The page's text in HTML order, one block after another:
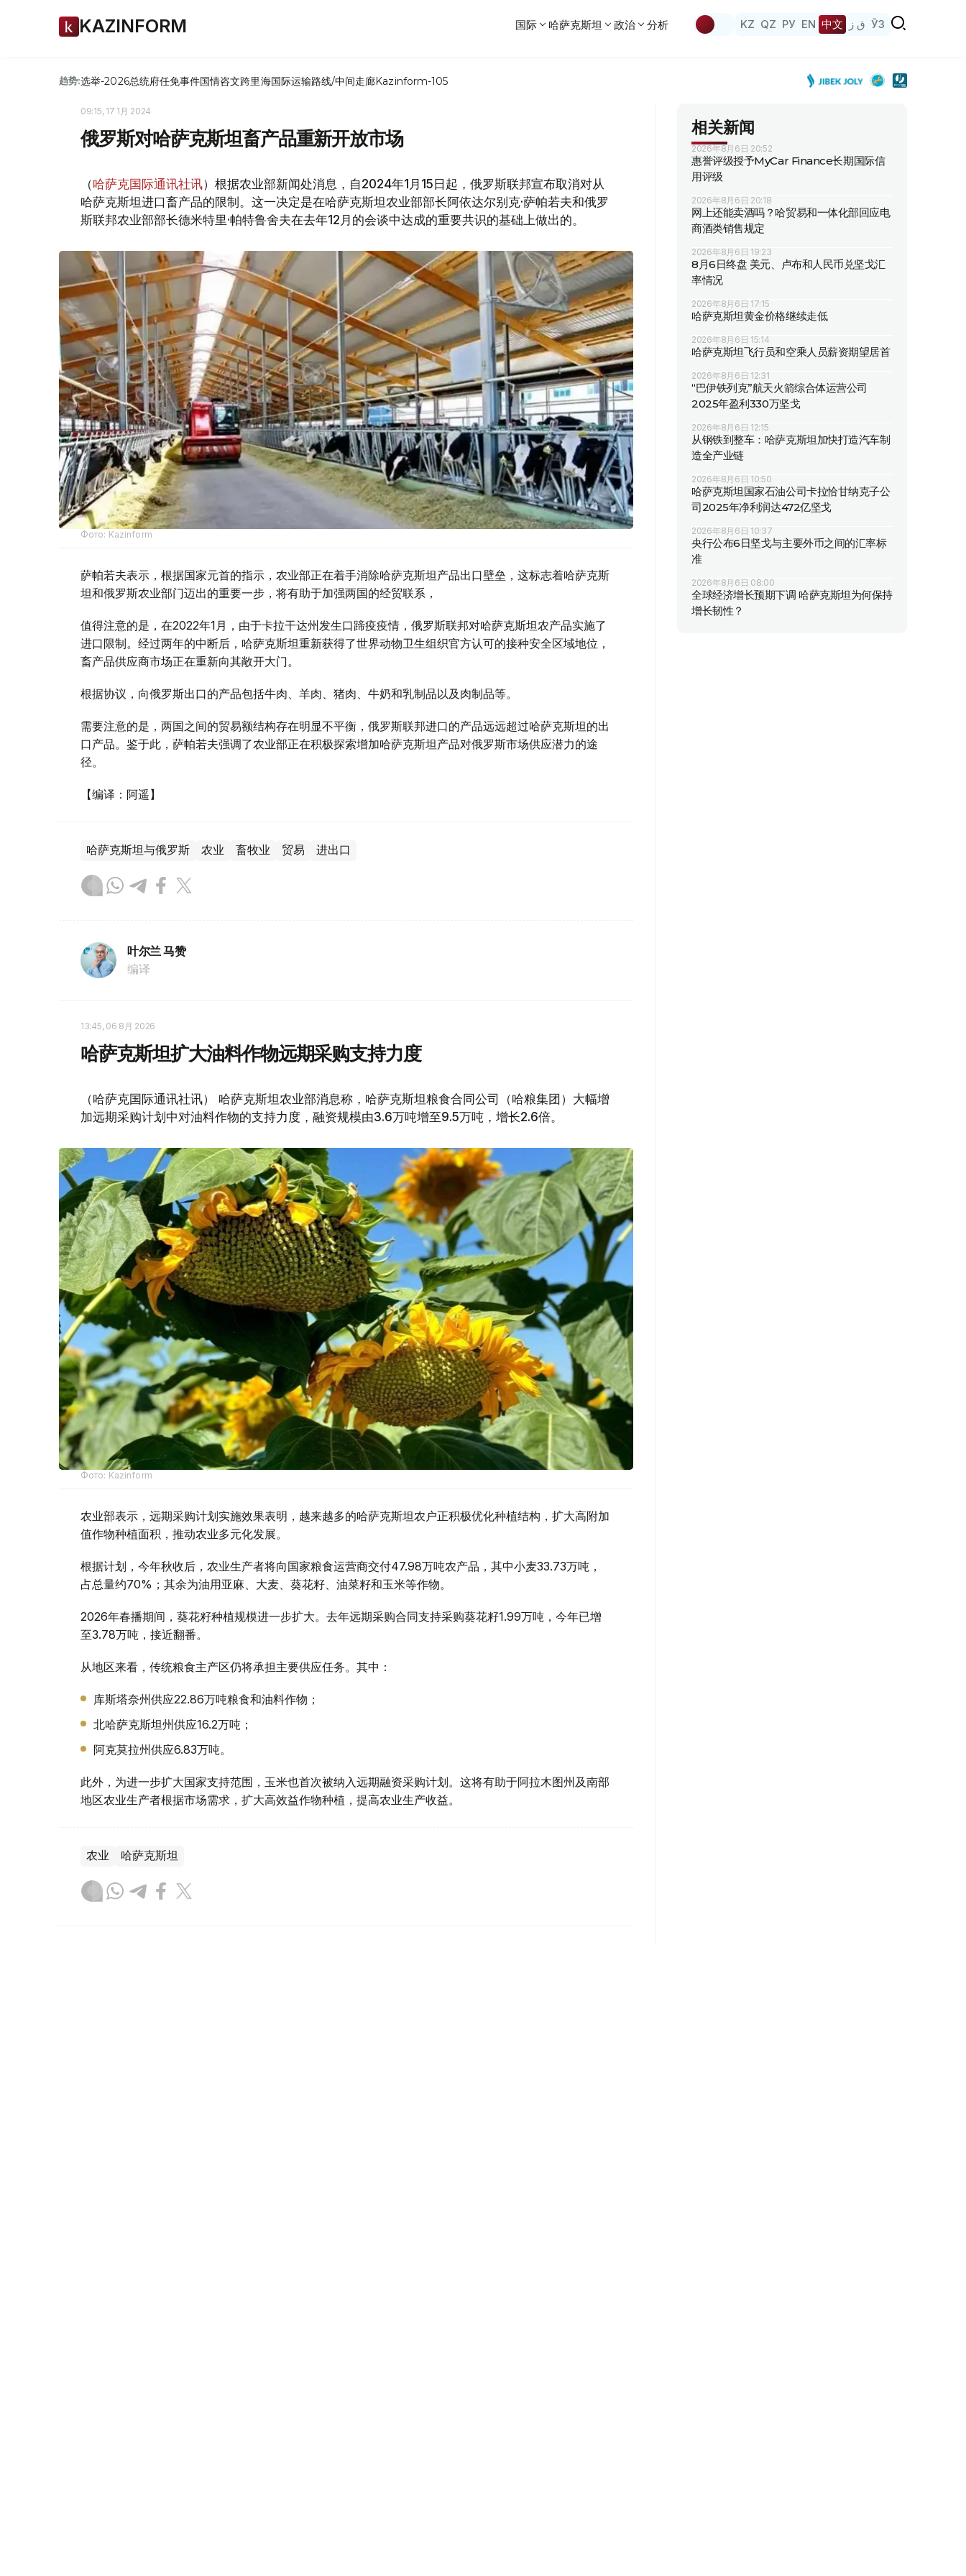
KAZINFORM 国际 哈萨克斯坦 政治 分析 KZ QZ РУ EN 中文 ق ز ЎЗ
趋势:选举-2026总统府任免事件国情咨文跨里海国际运输路线/中间走廊Kazinform-105
09:15, 17 1月 2024
俄罗斯对哈萨克斯坦畜产品重新开放市场
（哈萨克国际通讯社讯）根据农业部新闻处消息，自2024年1月15日起，俄罗斯联邦宣布取消对从
哈萨克斯坦进口畜产品的限制。这一决定是在哈萨克斯坦农业部部长阿依达尔别克·萨帕若夫和俄罗
斯联邦农业部部长德米特里·帕特鲁舍夫在去年12月的会谈中达成的重要共识的基础上做出的。
Фото: Kazinform
萨帕若夫表示，根据国家元首的指示，农业部正在着手消除哈萨克斯坦产品出口壁垒，这标志着哈萨克斯
坦和俄罗斯农业部门迈出的重要一步，将有助于加强两国的经贸联系，
值得注意的是，在2022年1月，由于卡拉干达州发生口蹄疫疫情，俄罗斯联邦对哈萨克斯坦农产品实施了
进口限制。经过两年的中断后，哈萨克斯坦重新获得了世界动物卫生组织官方认可的接种安全区域地位，
畜产品供应商市场正在重新向其敞开大门。
根据协议，向俄罗斯出口的产品包括牛肉、羊肉、猪肉、牛奶和乳制品以及肉制品等。
需要注意的是，两国之间的贸易额结构存在明显不平衡，俄罗斯联邦进口的产品远远超过哈萨克斯坦的出
口产品。鉴于此，萨帕若夫强调了农业部正在积极探索增加哈萨克斯坦产品对俄罗斯市场供应潜力的途
径。
【编译：阿遥】
哈萨克斯坦与俄罗斯 农业 畜牧业 贸易 进出口
叶尔兰 马赞
编译
13:45, 06 8月 2026
哈萨克斯坦扩大油料作物远期采购支持力度
（哈萨克国际通讯社讯） 哈萨克斯坦农业部消息称，哈萨克斯坦粮食合同公司（哈粮集团）大幅增
加远期采购计划中对油料作物的支持力度，融资规模由3.6万吨增至9.5万吨，增长2.6倍。
Фото: Kazinform
农业部表示，远期采购计划实施效果表明，越来越多的哈萨克斯坦农户正积极优化种植结构，扩大高附加
值作物种植面积，推动农业多元化发展。
根据计划，今年秋收后，农业生产者将向国家粮食运营商交付47.98万吨农产品，其中小麦33.73万吨，
占总量约70%；其余为油用亚麻、大麦、葵花籽、油菜籽和玉米等作物。
2026年春播期间，葵花籽种植规模进一步扩大。去年远期采购合同支持采购葵花籽1.99万吨，今年已增
至3.78万吨，接近翻番。
从地区来看，传统粮食主产区仍将承担主要供应任务。其中：
库斯塔奈州供应22.86万吨粮食和油料作物；
北哈萨克斯坦州供应16.2万吨；
阿克莫拉州供应6.83万吨。
此外，为进一步扩大国家支持范围，玉米也首次被纳入远期融资采购计划。这将有助于阿拉木图州及南部
地区农业生产者根据市场需求，扩大高效益作物种植，提高农业生产收益。
农业 哈萨克斯坦
相关新闻
2026年8月6日 20:52
惠誉评级授予MyCar Finance长期国际信
用评级
2026年8月6日 20:18
网上还能卖酒吗？哈贸易和一体化部回应电
商酒类销售规定
2026年8月6日 19:23
8月6日终盘 美元、卢布和人民币兑坚戈汇
率情况
2026年8月6日 17:15
哈萨克斯坦黄金价格继续走低
2026年8月6日 15:14
哈萨克斯坦飞行员和空乘人员薪资期望居首
2026年8月6日 12:31
“巴伊铁列克”航天火箭综合体运营公司
2025年盈利330万坚戈
2026年8月6日 12:15
从钢铁到整车：哈萨克斯坦加快打造汽车制
造全产业链
2026年8月6日 10:50
哈萨克斯坦国家石油公司卡拉恰甘纳克子公
司2025年净利润达472亿坚戈
2026年8月6日 10:37
央行公布6日坚戈与主要外币之间的汇率标
准
2026年8月6日 08:00
全球经济增长预期下调 哈萨克斯坦为何保持
增长韧性？